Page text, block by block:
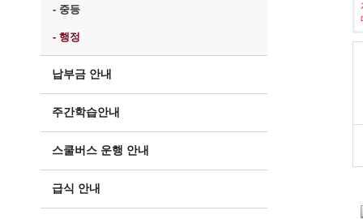
- 중등
- 행정
납부금 안내
주간학습안내
스쿨버스 운행 안내
급식 안내